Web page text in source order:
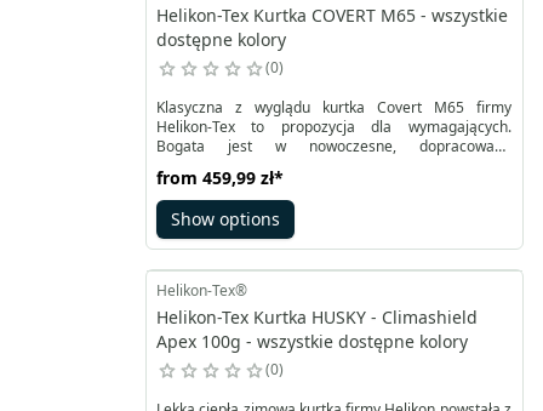
Helikon-Tex Kurtka COVERT M65 - wszystkie
dostępne kolory
0
Klasyczna z wyglądu kurtka Covert M65 firmy
Helikon-Tex to propozycja dla wymagających.
Bogata jest w nowoczesne, dopracowane
wzorze M65. Męską kurtkę polową uszyto z
wytrzymałej tkaniny DuraCanvas®, chroniącej przed
lekkim deszczem czy wiatrem. Jest zapinana na
guziki typu kanadyjskiego oraz zamek błyskawiczny.
from 459,99 zł*
Show options
Helikon-Tex®
Helikon-Tex Kurtka HUSKY - Climashield
Apex 100g - wszystkie dostępne kolory
0